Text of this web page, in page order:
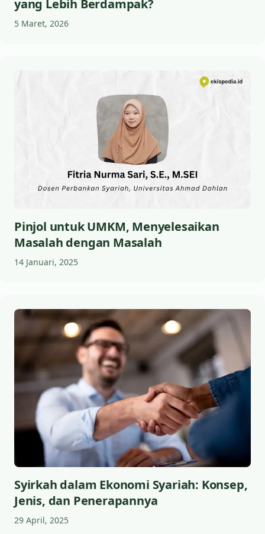
yang Lebih Berdampak?
5 Maret, 2026
Pinjol untuk UMKM, Menyelesaikan
Masalah dengan Masalah
14 Januari, 2025
Syirkah dalam Ekonomi Syariah: Konsep,
Jenis, dan Penerapannya
29 April, 2025